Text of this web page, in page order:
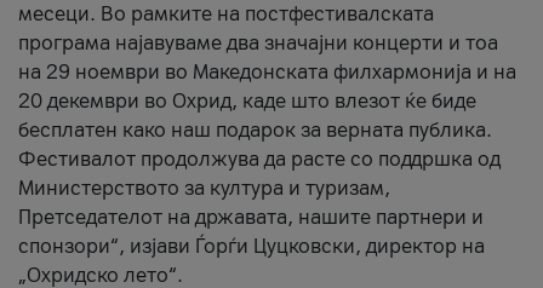
месеци. Во рамките на постфестивалската
програма најавуваме два значајни концерти и тоа
на 29 ноември во Македонската филхармонија и на
20 декември во Охрид, каде што влезот ќе биде
бесплатен како наш подарок за верната публика.
Фестивалот продолжува да расте со поддршка од
Министерството за култура и туризам,
Претседателот на државата, нашите партнери и
спонзори“, изјави Ѓорѓи Цуцковски, директор на
„Охридско лето“.